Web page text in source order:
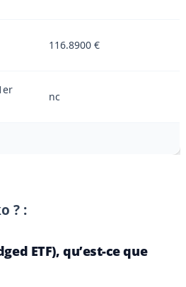
116.8900 €
nc
? :
ETF), qu’est-ce que